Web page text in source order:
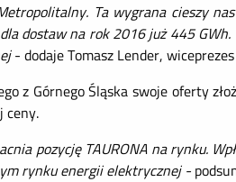
Ta wygrana cieszy
dostaw na rok 2016 już445
- dodaje Tomasz Lender,
Górnego Śląska swoje oferty
ceny.
pozycję TAURONA na rynku.
rynku energii elektrycznej -